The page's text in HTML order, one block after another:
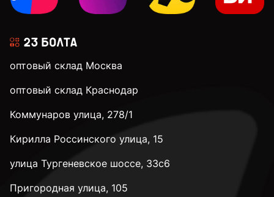
оптовый склад Москва
оптовый склад Краснодар
Коммунаров улица, 278/1
Кирилла Россинского улица, 15
улица Тургеневское шоссе, 33с6
Пригородная улица, 105